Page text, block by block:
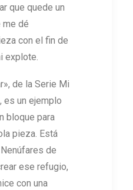
que quede un
me dé
con el fin de
explote.
de la Serie Mi
es un ejemplo
bloque para
pieza. Está
de
ese refugio,
con una